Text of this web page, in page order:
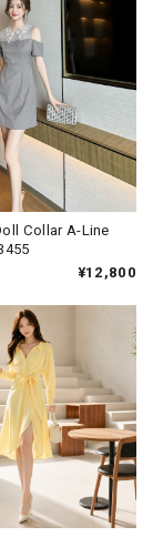
Collar A-Line
¥12,800